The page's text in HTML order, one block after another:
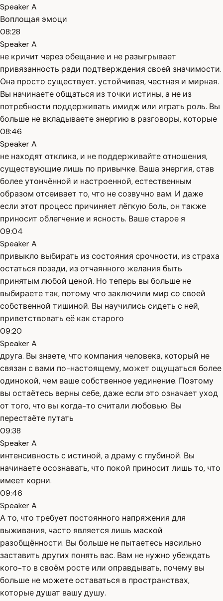
Speaker A
Воплощая эмоци
08:28
Speaker A
не кричит через обещание и не разыгрывает
привязанность ради подтверждения своей значимости.
Она просто существует. устойчивая, честная и мирная.
Вы начинаете общаться из точки истины, а не из
потребности поддерживать имидж или играть роль. Вы
больше не вкладываете энергию в разговоры, которые
08:46
Speaker A
не находят отклика, и не поддерживайте отношения,
существующие лишь по привычке. Ваша энергия, став
более утончённой и настроенной, естественным
образом отсеивает то, что не созвучно вам. И даже
если этот процесс причиняет лёгкую боль, он также
приносит облегчение и ясность. Ваше старое я
09:04
Speaker A
привыкло выбирать из состояния срочности, из страха
остаться позади, из отчаянного желания быть
принятым любой ценой. Но теперь вы больше не
выбираете так, потому что заключили мир со своей
собственной тишиной. Вы научились сидеть с ней,
приветствовать её как старого
09:20
Speaker A
друга. Вы знаете, что компания человека, который не
связан с вами по-настоящему, может ощущаться более
одинокой, чем ваше собственное уединение. Поэтому
вы остаётесь верны себе, даже если это означает уход
от того, что вы когда-то считали любовью. Вы
перестаёте путать
09:38
Speaker A
интенсивность с истиной, а драму с глубиной. Вы
начинаете осознавать, что покой приносит лишь то, что
имеет корни.
09:46
Speaker A
А то, что требует постоянного напряжения для
выживания, часто является лишь маской
разобщённости. Вы больше не пытаетесь насильно
заставить других понять вас. Вам не нужно убеждать
кого-то в своём росте или оправдывать, почему вы
больше не можете оставаться в пространствах,
которые душат вашу душу.